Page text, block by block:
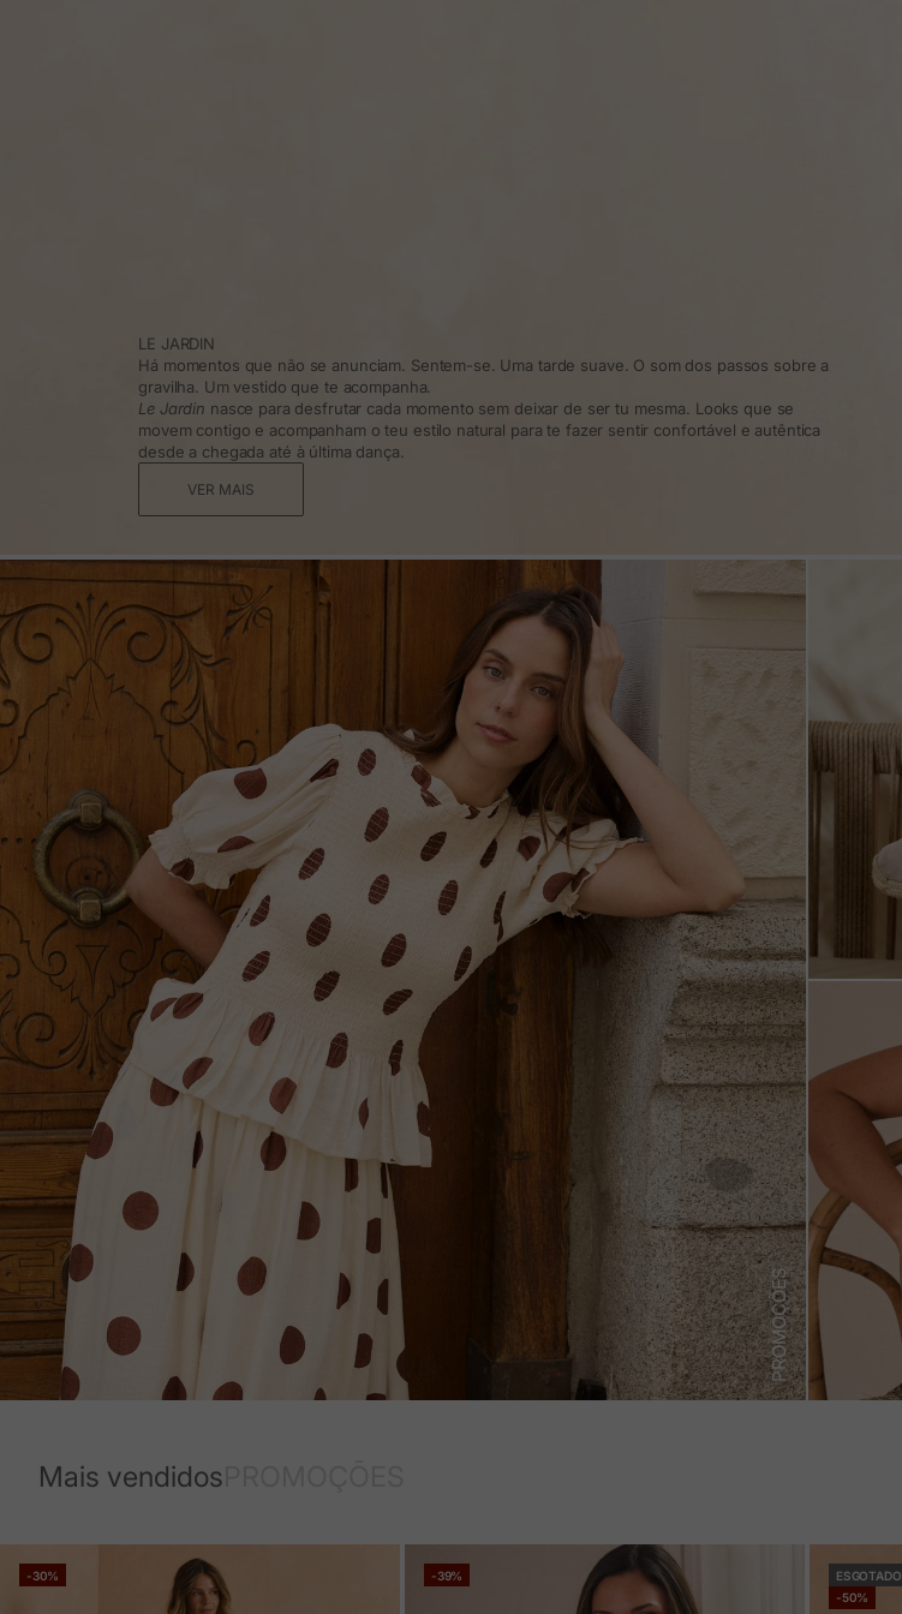
LE JARDIN
Há momentos que não se anunciam. Sentem-se. Uma tarde suave. O som dos passos sobre a
gravilha. Um vestido que te acompanha.
Le Jardin nasce para desfrutar cada momento sem deixar de ser tu mesma. Looks que se
movem contigo e acompanham o teu estilo natural para te fazer sentir confortável e autêntica
desde a chegada até à última dança.
VER MAIS
PROMOÇÕES
Mais vendidos
-30% -39%
ESGOTADO
-50%